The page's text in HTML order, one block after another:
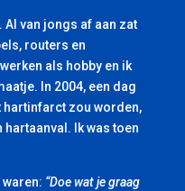
Al van jongs af aan zat
routers en
als hobby en ik
In 2004, een dag
zou worden,
Ik was toen
“Doe wat je graag